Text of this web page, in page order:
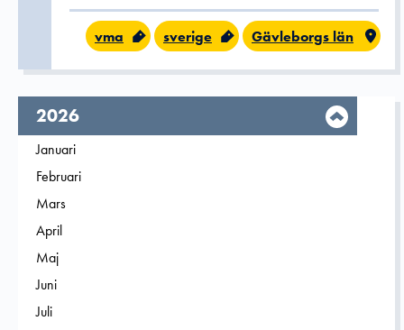
vma sverige Gävleborgs län
År,
2026
Filtrera på
Januari
Filtrera på
Februari
Filtrera på
Mars
Filtrera på
April
Filtrera på
Maj
Filtrera på
Juni
Filtrera på
Juli